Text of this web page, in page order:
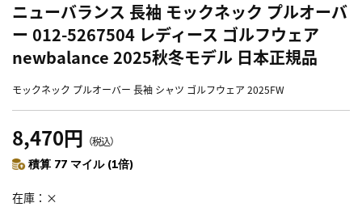
ニューバランス 長袖 モックネック プルオーバ
ー 012-5267504 レディース ゴルフウェア
newbalance 2025秋冬モデル 日本正規品
モックネック プルオーバー 長袖 シャツ ゴルフウェア 2025FW
8,470円 （税込）
積算 77 マイル (1倍)
在庫 ×